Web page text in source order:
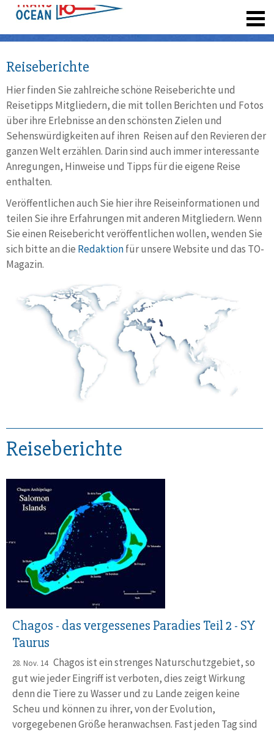
Reiseberichte
Hier finden Sie zahlreiche schöne Reiseberichte und
Reisetipps Mitgliedern, die mit tollen Berichten und Fotos
über ihre Erlebnisse an den schönsten Zielen und
Sehenswürdigkeiten auf ihren Reisen auf den Revieren der
ganzen Welt erzählen. Darin sind auch immer interessante
Anregungen, Hinweise und Tipps für die eigene Reise
enthalten.
Veröffentlichen auch Sie hier ihre Reiseinformationen und
teilen Sie ihre Erfahrungen mit anderen Mitgliedern. Wenn
Sie einen Reisebericht veröffentlichen wollen, wenden Sie
sich bitte an die Redaktionfür unsere Website und das TO-
Magazin.
Reiseberichte
Chagos - das vergessenes Paradies Teil 2 - SY
Taurus
28. Nov. 14Chagos ist ein strenges Naturschutzgebiet, so
gut wie jeder Eingriff ist verboten, dies zeigt Wirkung
denn die Tiere zu Wasser und zu Lande zeigen keine
Scheu und können zu ihrer, von der Evolution,
vorgegebenen Größe heranwachsen. Fast jeden Tag sind